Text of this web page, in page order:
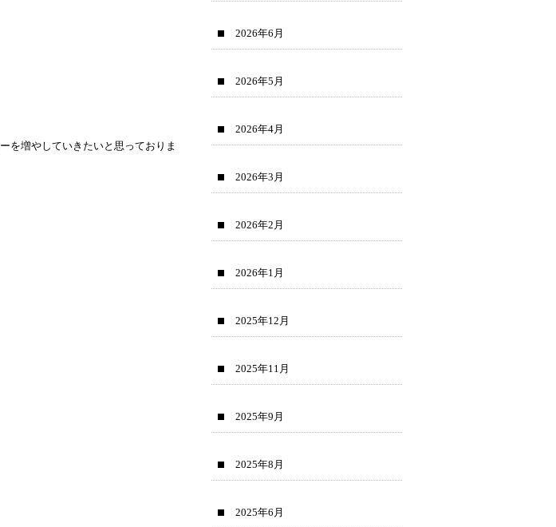
を増やしていきたいと思っておりま
2026年6月
2026年5月
2026年4月
2026年3月
2026年2月
2026年1月
2025年12月
2025年11月
2025年9月
2025年8月
2025年6月